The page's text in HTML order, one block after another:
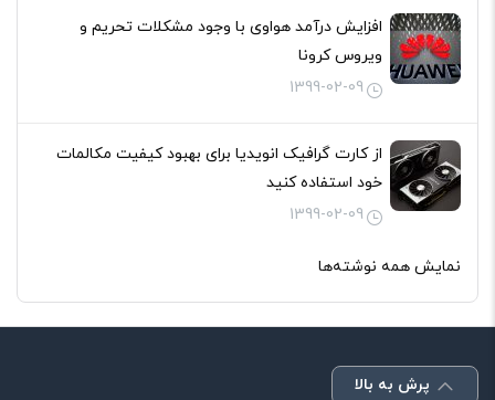
افزایش درآمد هواوی با وجود مشکلات تحریم و
ویروس کرونا
1399-02-09
از کارت گرافیک انویدیا برای بهبود کیفیت مکالمات
خود استفاده کنید
1399-02-09
نمایش همه نوشته‌ها
پرش به بالا